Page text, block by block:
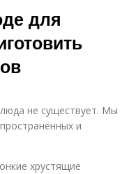
для
не существует. Мы
и
хрустящие